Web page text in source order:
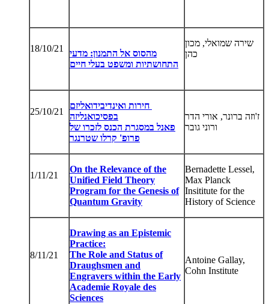
שירה שמואלי, מכון
כהן
מהסוס אל התמנון: מדעי
התחושתיות ומשפט בעלי חיים
18/10/21
ז'וזה ברונר, אורי הדר
ורוני גובר
חירות ואינדיבידואליזם
בפסיכואנליזה
פאנל במסגרת הכנס לזכרו של
פרופ' קרלו שטרנגר
25/10/21
Bernadette Lessel,
Max Planck
Insititute for the
History of Science
On the Relevance of the
Unified Field Theory
Program for the Genesis of
Quantum Gravity
1/11/21
Antoine Gallay,
Cohn Institute
Drawing as an Epistemic
Practice:
The Role and Status of
Draughsmen and
Engravers within the Early
Academie Royale des
Sciences
8/11/21